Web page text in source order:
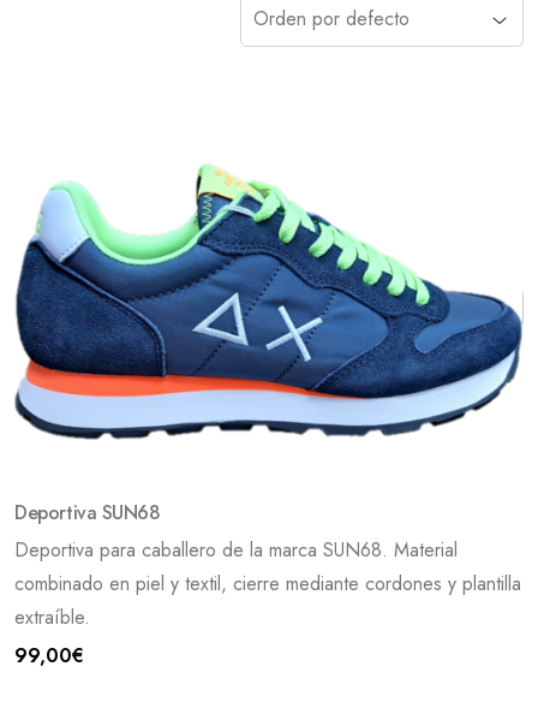
Deportiva SUN68
Deportiva para caballero de la marca SUN68. Material
combinado en piel y textil, cierre mediante cordones y plantilla
extraíble.
99,00€